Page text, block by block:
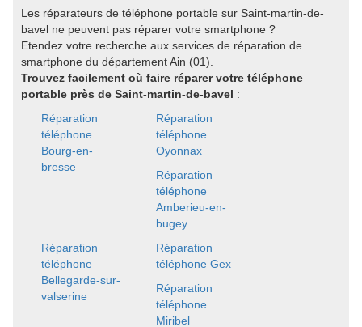
Les réparateurs de téléphone portable sur Saint-martin-de-
bavel ne peuvent pas réparer votre smartphone ?
Etendez votre recherche aux services de réparation de
smartphone du département Ain (01).
Trouvez facilement où faire réparer votre téléphone
portable près de Saint-martin-de-bavel :
Réparation
téléphone
Bourg-en-
bresse
Réparation
téléphone
Oyonnax
Réparation
téléphone
Amberieu-en-
bugey
Réparation
téléphone
Bellegarde-sur-
valserine
Réparation
téléphone Gex
Réparation
téléphone
Miribel